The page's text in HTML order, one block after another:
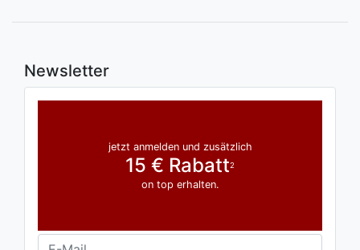
Newsletter
jetzt anmelden und zusätzlich
15 € Rabatt2
on top erhalten.